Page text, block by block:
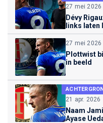
27 mei 2026
Dévy
links laten
27 mei 2026
Plottwist
in beeld
21 apr. 2026
Naam
Ayase